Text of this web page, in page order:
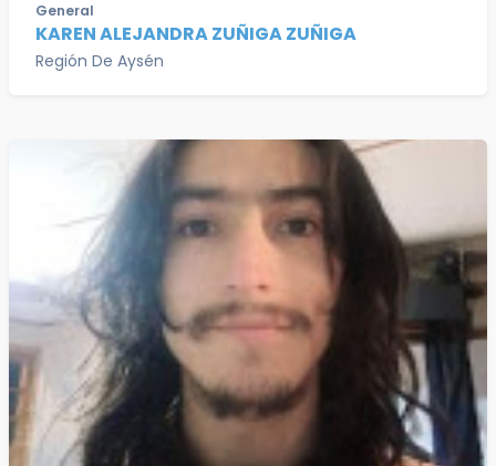
General
KAREN ALEJANDRA ZUÑIGA ZUÑIGA
Región De Aysén